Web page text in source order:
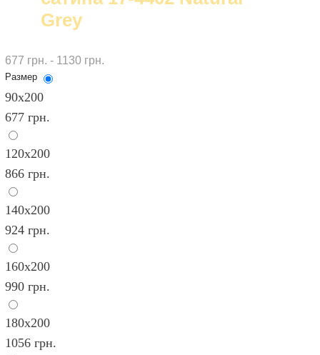
Grey
677 грн. - 1130 грн.
Размер
90х200
677 грн.
120x200
866 грн.
140х200
924 грн.
160х200
990 грн.
180х200
1056 грн.